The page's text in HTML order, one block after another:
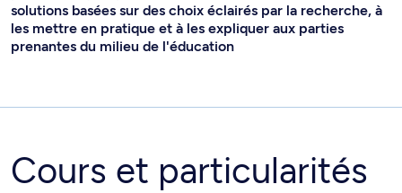
solutions basées sur des choix éclairés par la recherche, à
les mettre en pratique et à les expliquer aux parties
prenantes du milieu de l'éducation
Cours et particularités